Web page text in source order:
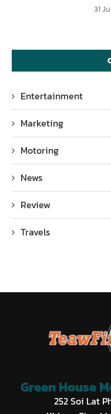
31
Entertainment
Marketing
Motoring
News
Review
Travels
Green House
252 Soi Lat